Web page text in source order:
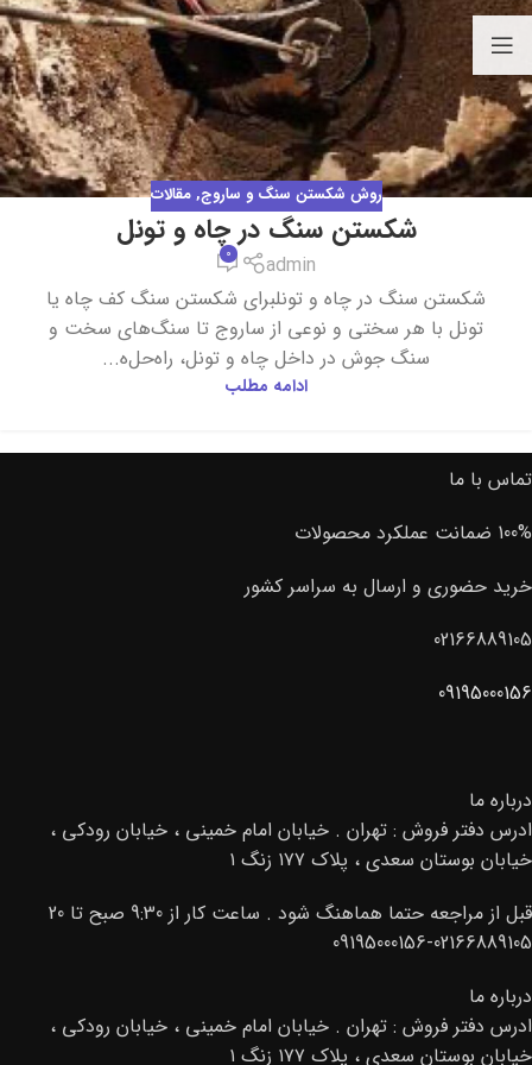
روش شکستن سنگ و ساروج,مقالات
شکستن سنگ در چاه و تونل
admin
0
شکستن سنگ در چاه و تونلبرای شکستن سنگ کف چاه یا
تونل با هر سختی و نوعی از ساروج تا سنگ‌های سخت و
سنگ جوش در داخل چاه و تونل، راه‌حل‌ه...
ادامه مطلب
تماس با ما
100% ضمانت عملکرد محصولات
خرید حضوری و ارسال به سراسر کشور
02166889105
09195000156
درباره ما
ادرس دفتر فروش : تهران . خیابان امام خمینی ، خیابان رودکی ،
خیابان بوستان سعدی ، پلاک ۱۷۷ زنگ ۱
قبل از مراجعه حتما هماهنگ شود . ساعت کار از 9:30 صبح تا 20
02166889105-09195000156
درباره ما
ادرس دفتر فروش : تهران . خیابان امام خمینی ، خیابان رودکی ،
خیابان بوستان سعدی ، پلاک ۱۷۷ زنگ ۱